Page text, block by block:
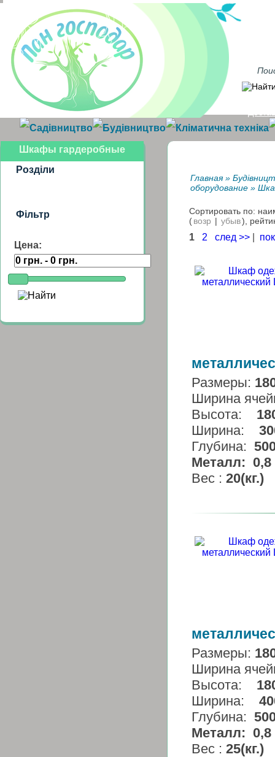
Садівництво Будівництво Кліматична техніка
Шкафы гардеробные
Розділи
Фільтр
Цена:
Главная»
оборудование »
Сортировать по:
(возр | убыв),
1 2 след >>
Размеры:
Ширина
Высота:
Ширина:
Глубина:
Металл:
Вес : 20(кг.)
Размеры:
Ширина
Высота:
Ширина:
Глубина:
Металл:
Вес : 25(кг.)